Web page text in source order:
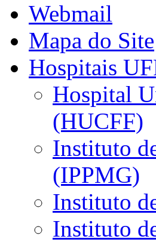
Webmail
Mapa do Site
Hospitais
Hospital
(HUCFF)
Instituto
(IPPMG)
Instituto
Instituto